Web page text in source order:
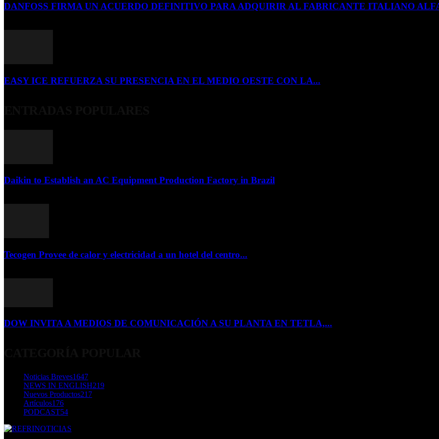
DANFOSS FIRMA UN ACUERDO DEFINITIVO PARA ADQUIRIR AL FABRICANTE ITALIANO
EASY ICE REFUERZA SU PRESENCIA EN EL MEDIO OESTE CON LA...
Daikin to Establish an AC Equipment Production Factory in Brazil
Tecogen Provee de calor y electricidad a un hotel del centro...
DOW INVITA A MEDIOS DE COMUNICACIÓN A SU PLANTA EN TETLA,...
Noticias Breves1647
NEWS IN ENGLISH219
Nuevos Productos217
Artículos176
PODCAST54